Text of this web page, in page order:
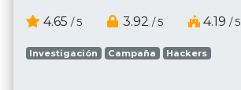
4.65 / 5 3.92 / 5 4.19 / 5
Investigación Campaña Hackers